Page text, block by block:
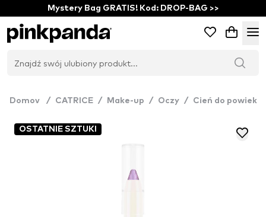
Mystery Bag GRATIS! Kod: DROP-BAG >>
Domov / CATRICE / Make-up / Oczy / Cień do powiek
OSTATNIE SZTUKI